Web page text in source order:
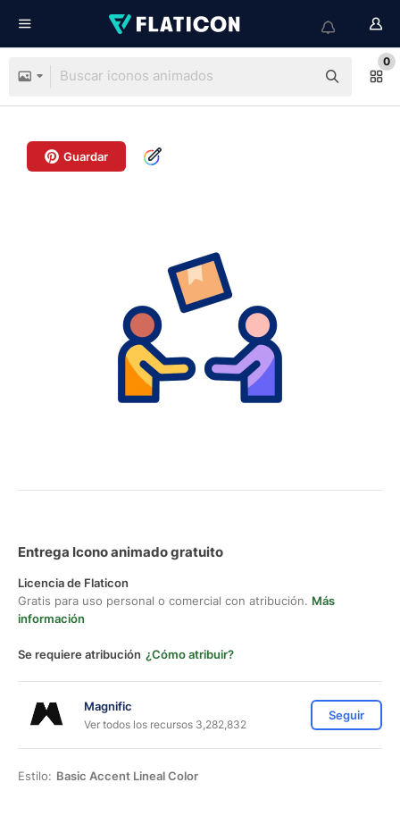
0
Guardar
Entrega Icono animado gratuito
Licencia de Flaticon
Gratis para uso personal o comercial con atribución. Más
información
Se requiere atribución ¿Cómo atribuir?
Magnific
Ver todos los recursos 3,282,832
Seguir
Estilo: Basic Accent Lineal Color